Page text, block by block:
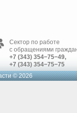
Сектор по работе
с обращениями
+7 (343) 354−75−49,
+7 (343) 354−75−75
© 2026